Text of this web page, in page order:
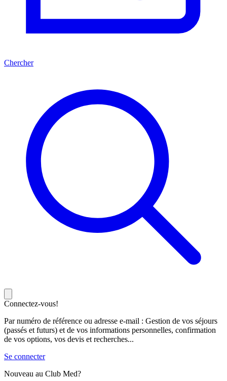
Chercher
Connectez-vous!
Par numéro de référence ou adresse e-mail : Gestion de vos séjours
(passés et futurs) et de vos informations personnelles, confirmation
de vos options, vos devis et recherches...
Se connecter
Nouveau au Club Med?